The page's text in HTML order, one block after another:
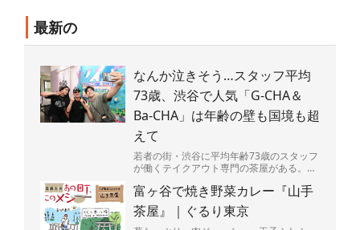
最新の
なんか泣きそう…スタッフ平均
73歳、渋谷で人気「G-CHA＆
Ba-CHA」は年齢の壁も国境も超
えて
若者の街・渋谷に平均年齢73歳のスタッフ
が働くテイクアウト専門の茶屋がある。
バーチャ）...
富ヶ谷で焼き野菜カレー『山手
茶屋』｜ぐるり東京